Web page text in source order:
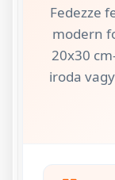
Fedezze
modern
20x30
iroda